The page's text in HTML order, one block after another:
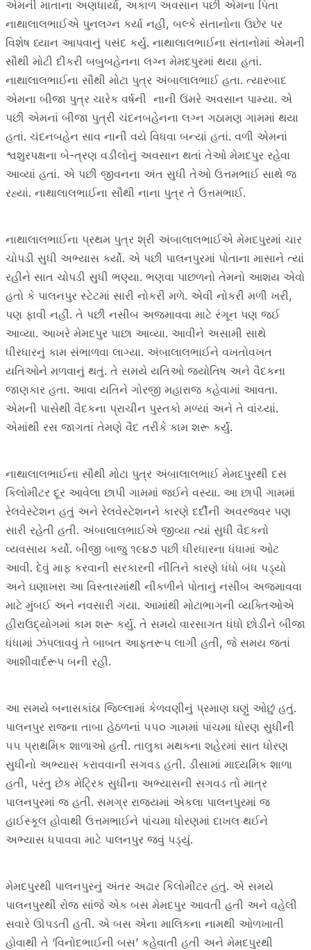
એમની માતાના અણધાર્યા, અકાળ અવસાન પછી એમના પિતા
નાથાલાલભાઈએ પુનલગ્ન કર્યા નહી, બલ્કે સંતાનોના ઉછેર પર
વિશેષ ધ્યાન આપવાનું પસંદ કર્યુ. નાથાલાલભાઈના સંતાનોમાં એમની
સૌથી મોટી દીકરી બબુબહેનના લગ્ન મેમદપુરમાં થયા હતાં.
નાથાલાલભાઈના સૌથી મોટા પુત્ર અંબાલાલભાઈ હતા. ત્યારબાદ
એમના બીજા પુત્ર ચારેક વર્ષની નાની ઉંમરે અવસાન પામ્યા. એ
પછી એમનાં બીજા પુત્રી ચંદનબહેનના લગ્ન ગઠામણ ગામમાં થયા
હતાં. ચંદનબહેન સાવ નાની વયે વિધવા બન્યાં હતાં. વળી એમનાં
શ્વશુરપક્ષના બે-ત્રણ વડીલોનું અવસાન થતાં તેઓ મેમદપુર રહેવા
આવ્યાં હતાં. એ પછી જીવનના અંત સુધી તેઓ ઉત્તમભાઈ સાથે જ
રહ્યાં. નાથાલાલભાઈના સૌથી નાના પુત્ર તે ઉત્તમભાઈ.
નાથાલાલભાઈના પ્રથમ પુત્ર શ્રી અંબાલાલભાઈએ મેમદપુરમાં ચાર
ચોપડી સુધી અભ્યાસ કર્યો. એ પછી પાલનપુરમાં પોતાના માસાને ત્યાં
રહીને સાત ચોપડી સુધી ભણ્યા. ભણવા પાછળનો તેમનો આશય એવો
હતો કે પાલનપુર સ્ટેટમાં સારી નોકરી મળે. એવી નોકરી મળી ખરી,
પણ ફાવી નહીં. તે પછી નસીબ અજમાવવા માટે રંગૂન પણ જઈ
આવ્યા. આખરે મેમદપુર પાછા આવ્યા. આવીને અસામી સાથે
ધીરધારનું કામ સંભાળવા લાગ્યા. અંબાલાલભાઈને વખતોવખત
યતિઓને મળવાનું થતું. તે સમયે યતિઓ જ્યોતિષ અને વૈદકના
જાણકાર હતા. આવા યતિને ગોરજી મહારાજ કહેવામાં આવતા.
એમની પાસેથી વૈદકના પ્રાચીન પુસ્તકો મળ્યાં અને તે વાંચ્યાં.
એમાંથી રસ જાગતાં તેમણે વૈદ તરીકે કામ શરૂ કર્યું.
નાથાલાલભાઈના સૌથી મોટા પુત્ર અંબાલાલભાઈ મેમદપુરથી દસ
કિલોમીટર દૂર આવેલા છાપી ગામમાં જઈને વસ્યા. આ છાપી ગામમાં
રેલવેસ્ટેશન હતું અને રેલવેસ્ટેશનને કારણે દર્દીની અવરજવર પણ
સારી રહેતી હતી. અંબાલાલભાઈએ જીવ્યા ત્યાં સુધી વૈદકનો
વ્યવસાય કર્યો. બીજી બાજુ ૧૯૪૭ પછી ધીરધારના ધંધામાં ઓટ
આવી. દેવું માફ કરવાની સરકારની નીતિને કારણે ધંધો બંધ પડ્યો
અને ઘણાખરા આ વિસ્તારમાંથી નીકળીને પોતાનું નસીબ અજમાવવા
માટે મુંબઈ અને નવસારી ગયા. આમાંથી મોટાભાગની વ્યક્તિઓએ
હીરાઉદ્યોગમાં કામ શરૂ કર્યુ. તે સમયે વારસાગત ધંધો છોડીને બીજા
ધંધામાં ઝંપલાવવું તે બાબત આફતરૂપ લાગી હતી, જે સમય જતાં
આશીવાર્દરૂપ બની રહી.
આ સમયે બનાસકાંઠા જિલ્લામાં કેળવણીનું પ્રમાણ ઘણું ઓછું હતું.
પાલનપુર રાજના તાબા હેઠળનાં ૫૫૦ ગામમાં પાંચમા ધોરણ સુધીની
૫૫ પ્રાથમિક શાળાઓ હતી. તાલુકા મથકના શહેરમાં સાત ધોરણ
સુધીનો અભ્યાસ કરાવવાની સગવડ હતી. ડીસામાં માધ્યમિક શાળા
હતી, પરંતુ છેક મેટ્રિક સુધીના અભ્યાસની સગવડ તો માત્ર
પાલનપુરમાં જ હતી. સમગ્ર રાજ્યમાં એકલા પાલનપુરમાં જ
હાઈસ્કૂલ હોવાથી ઉત્તમભાઈને પાંચમા ધોરણમાં દાખલ થઈને
અભ્યાસ ધપાવવા માટે પાલનપુર જવું પડ્યું.
મેમદપુરથી પાલનપુરનું અંતર અઢાર કિલોમીટર હતું. એ સમયે
પાલનપુરથી રોજ સાંજે એક બસ મેમદપુર આવતી હતી અને વહેલી
સવારે ઊપડતી હતી. એ બસ એના માલિકના નામથી ઓળખાતી
હોવાથી તે ‘વિનોદભાઈની બસ’ કહેવાતી હતી અને મેમદપુરથી